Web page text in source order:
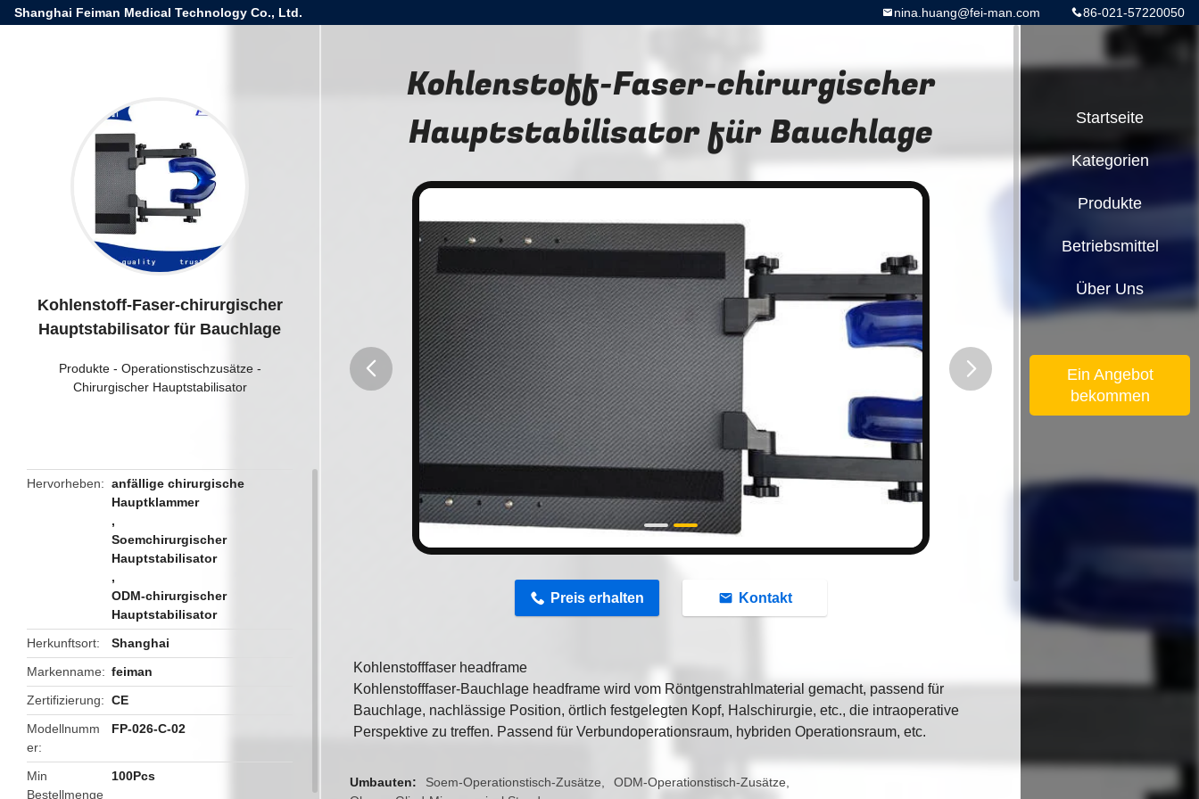
Shanghai Feiman Medical Technology Co., Ltd. 86-021-57220050
nina.huang@fei-man.com
Kohlenstoff-Faser-chirurgischer
Hauptstabilisator für Bauchlage
Produkte- Operationstischzusätze-
Chirurgischer Hauptstabilisator
Hervorheben
anfällige chirurgische
Hauptklammer
,
Soemchirurgischer
Hauptstabilisator
,
ODM-chirurgischer
Hauptstabilisator
Herkunftsort
Shanghai
Markenname
feiman
Zertifizierung
CE
Modellnumm
er
FP-026-C-02
Min
Bestellmenge
100Pcs
Kohlenstoff-Faser-chirurgischer
Hauptstabilisator für Bauchlage
Preis erhalten Kontakt
Kohlenstofffaser headframe
Kohlenstofffaser-Bauchlage headframe wird vom Röntgenstrahlmaterial gemacht, passend für
Bauchlage, nachlässige Position, örtlich festgelegten Kopf, Halschirurgie, etc., die intraoperative
Perspektive zu treffen. Passend für Verbundoperationsraum, hybriden Operationsraum, etc.
Umbauten: Soem-Operationstisch-Zusätze
ODM-Operationstisch-Zusätze
Startseite
Kategorien
Produkte
Betriebsmittel
Über Uns
Ein Angebot
bekommen